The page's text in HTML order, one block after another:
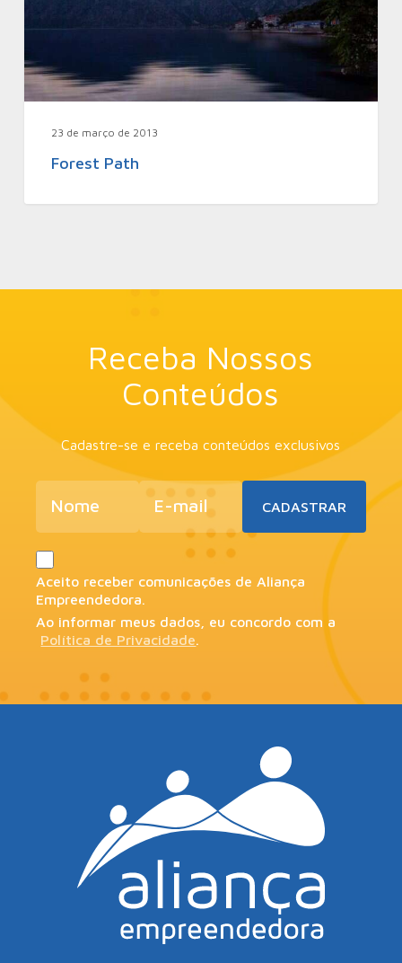
23 de março de 2013
Forest Path
Receba Nossos
Conteúdos
Cadastre-se e receba conteúdos exclusivos
Aceito receber comunicações de Aliança
Empreendedora.
Ao informar meus dados, eu concordo com a
Política de Privacidade.